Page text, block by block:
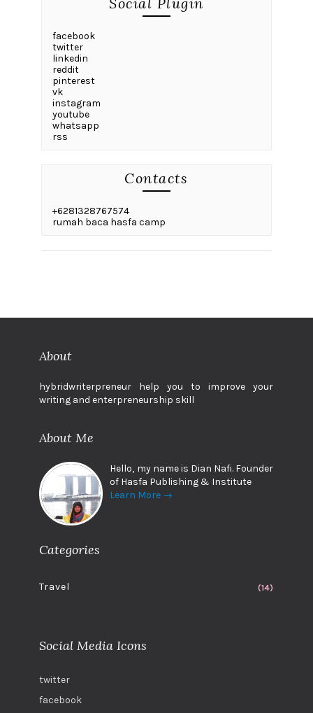
facebook
twitter
linkedin
reddit
pinterest
vk
instagram
youtube
whatsapp
rss
Contacts
+6281328767574
rumah baca hasfa camp
About
hybridwriterpreneur help you to improve your
writing and enterpreneurship skill
About Me
Hello, my name is Dian Nafi. Founder
of Hasfa Publishing & Institute
Learn More →
Categories
Travel (14)
Social Media Icons
twitter
facebook